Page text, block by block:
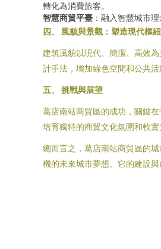
轉化為消費旅客。
智慧商貿平臺 ：融入智慧城市
四、 風貌與景觀：塑造現代樞
建筑風貌以現代、簡潔、高效
計手法，增加綠色空間和公共
五、 挑戰與展望
葛店南站商貿區的成功，關鍵
培育獨特的商貿文化氛圍和軟實
總而言之，葛店南站商貿區的
機的未來城市夢想。它的建設